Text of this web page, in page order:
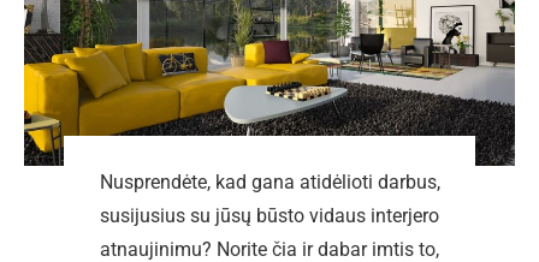
Nusprendėte, kad gana atidėlioti darbus,
susijusius su jūsų būsto vidaus interjero
atnaujinimu? Norite čia ir dabar imtis to,